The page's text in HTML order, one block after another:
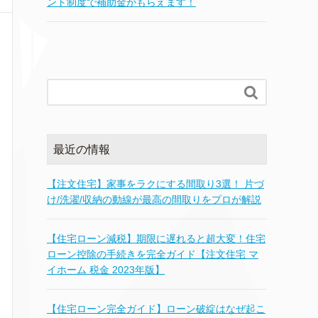
ント制度で補助金がもらえます！

最近の情報
【注文住宅】家事をラクにする間取り3選！ 片づ
け/洗濯/収納の動線が最高の間取りをプロが解説
【住宅ローン減税】期限に遅れると超大変！住宅
ローン控除の手続きを完全ガイド【注文住宅 マ
イホーム 税金 2023年版】
【住宅ローン完全ガイド】ローン破綻はなぜ起こ